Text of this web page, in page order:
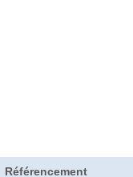
Référencement